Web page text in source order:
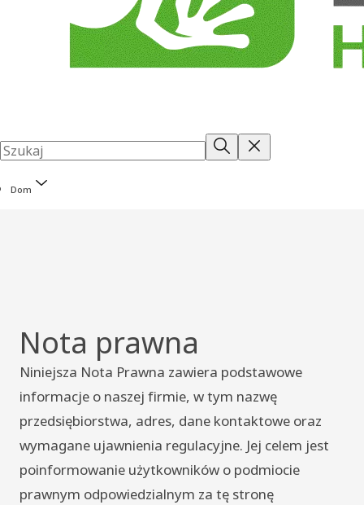
Dom
Nota prawna
Niniejsza Nota Prawna zawiera podstawowe
informacje o naszej firmie, w tym nazwę
przedsiębiorstwa, adres, dane kontaktowe oraz
wymagane ujawnienia regulacyjne. Jej celem jest
poinformowanie użytkowników o podmiocie
prawnym odpowiedzialnym za tę stronę